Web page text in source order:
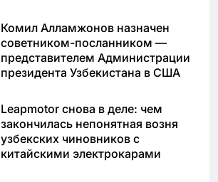
Комил Алламжонов назначен
советником-посланником —
представителем Администрации
президента Узбекистана в США
Leapmotor снова в деле: чем
закончилась непонятная возня
узбекских чиновников с
китайскими электрокарами